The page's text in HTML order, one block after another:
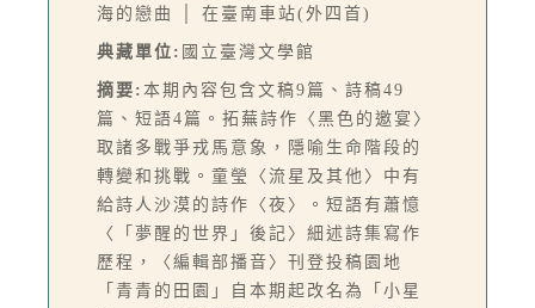
海的戀曲 │ 在臺南車站(外四首)
典藏單位: 國立臺灣文學館
摘要: 本期內容包含文稿9篇、詩稿49
篇、短語4篇。拓蕪詩作〈黑色的邀宴〉
取諸多戰爭戎馬意象，隱喻生命階段的
轉變和挑戰。童瑩〈流星及其他〉中有
給詩人沙漠的詩作〈夜〉。短語有蕭憶
〈「夢醒的世界」後記〉細述詩集寫作
歷程，〈編輯部播音〉刊登投稿園地
「青青的田園」自本期起改名為「小星